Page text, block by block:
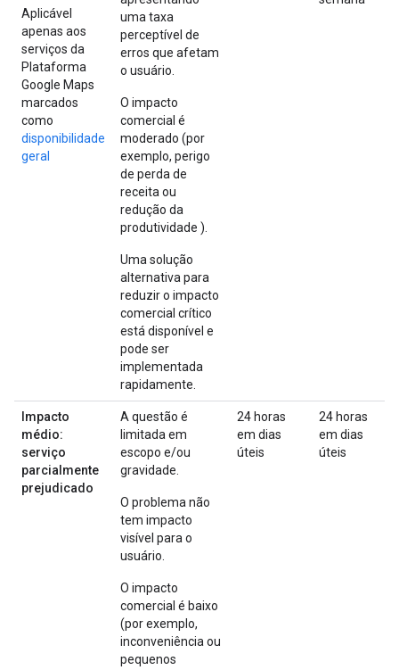
Aplicável
apenas aos
serviços da
Plataforma
Google Maps
marcados
como
disponibilidade
geral
uma taxa
perceptível de
erros que afetam
o usuário.
O impacto
comercial é
moderado (por
exemplo, perigo
de perda de
receita ou
redução da
produtividade ).
Uma solução
alternativa para
reduzir o impacto
comercial crítico
está disponível e
pode ser
implementada
rapidamente.
Impacto
médio:
serviço
parcialmente
prejudicado
A questão é
limitada em
escopo e/ou
gravidade.
O problema não
tem impacto
visível para o
usuário.
O impacto
comercial é baixo
(por exemplo,
inconveniência ou
pequenos
24 horas
em dias
úteis
24 horas
em dias
úteis